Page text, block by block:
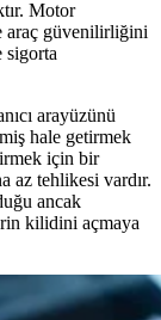
Motor
araç güvenilirliğini
sigorta
arayüzünü
hale getirmek
için bir
az tehlikesi vardır.
ancak
kilidini açmaya